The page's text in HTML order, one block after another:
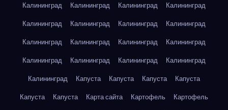
Калининград
Калининград Калининград
Калининград
Калининград
Калининград Калининград
Калининград
Калининград
Калининград Калининград
Калининград
Калининград
Калининград Калининград
Калининград
Калининград
Капуста Капуста Капуста
Капуста
Капуста
Капуста Карта сайта Картофель
Картофель